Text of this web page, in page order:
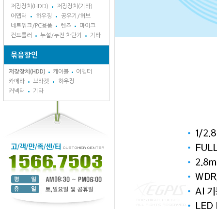
저장장치(HDD)
저장장치(기타)
어뎁터
하우징
공유기/허브
네트워크/PC용품
렌즈
마이크
컨트롤러
누설/누전 차단기 기타
묶음할인
저장장치(HDD) 케이블
어뎁터
카메라
브라켓
하우징
커넥터
기타